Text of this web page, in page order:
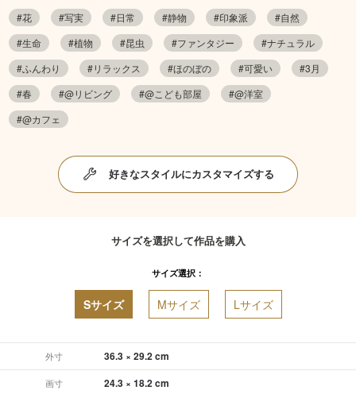
#花
#写実 #日常 #静物 #印象派
#自然
#生命
#植物 #昆虫 #ファンタジー
#ナチュラル
#ふんわり
#リラックス #ほのぼの #可愛い
#3月
#春
#@リビング #@こども部屋
#@洋室
#@カフェ
好きなスタイルにカスタマイズする
サイズを選択して作品を購入
サイズ選択：
Sサイズ Mサイズ Lサイズ
外寸 36.3 × 29.2 cm
画寸 24.3 × 18.2 cm